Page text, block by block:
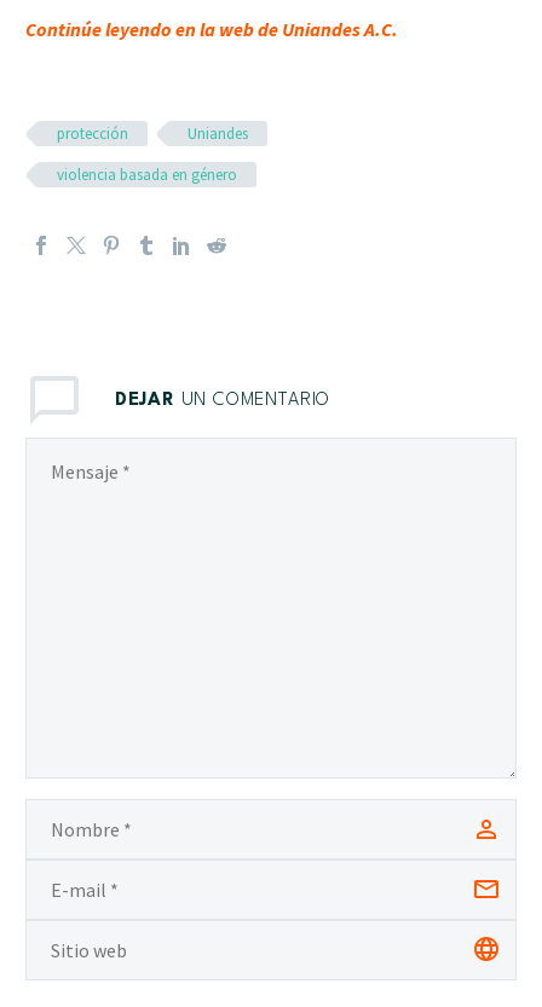
Continúe leyendo en la web de Uniandes A.C.
protección
Uniandes
violencia basada en género
DEJAR UN COMENTARIO